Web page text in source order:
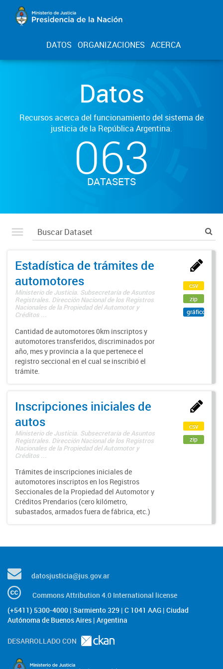
DATOS ORGANIZACIONES ACERCA
Datos
Recursos acerca del funcionamiento del sistema de
justicia de la República Argentina.
063
DATASETS
Estadística de trámites de
automotores
Ministerio de Justicia. Subsecretaría de Asuntos
Registrales. Dirección Nacional de los Registros
Nacionales de la Propiedad del Automotor y
Créditos ...
Cantidad de automotores 0km inscriptos y
automotores transferidos, discriminados por
año, mes y provincia a la que pertenece el
registro seccional en el cual se inscribió el
trámite.
csv
zip
gráfico
Inscripciones iniciales de
autos
Ministerio de Justicia. Subsecretaría de Asuntos
Registrales. Dirección Nacional de los Registros
Nacionales de la Propiedad del Automotor y
Créditos ...
Trámites de inscripciones iniciales de
automotores inscriptos en los Registros
Seccionales de la Propiedad del Automotor y
Créditos Prendarios (cero kilómetro,
subastados, armados fuera de fábrica, etc.)
csv
zip
datosjusticia@jus.gov.ar
Commons Attribution 4.0 International license
(+5411) 5300-4000 | Sarmiento 329 | C 1041 AAG | Ciudad
Autónoma de Buenos Aires | Argentina
DESARROLLADO CON